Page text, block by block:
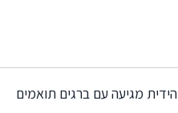
הידית מגיעה עם ברגים תואמים